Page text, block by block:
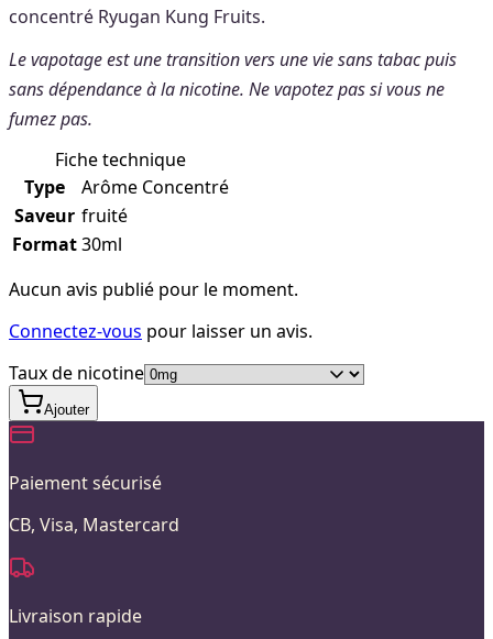
concentré Ryugan Kung Fruits.
Le vapotage est une transition vers une vie sans tabac puis
sans dépendance à la nicotine. Ne vapotez pas si vous ne
fumez pas.
Fiche technique
Type
Arôme Concentré
Saveur fruité
Format30ml
Aucun avis publié pour le moment.
Connectez-vous pour laisser un avis.
Taux de nicotine
Ajouter
Paiement sécurisé
CB, Visa, Mastercard
Livraison rapide